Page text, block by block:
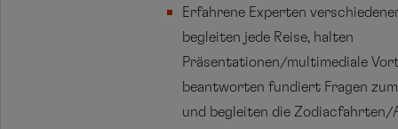
Erfahrene Experten
begleiten jede Reise, halten
Präsentationen/multimediale
beantworten fundiert Fragen
und begleiten die Zodiacfahrten/